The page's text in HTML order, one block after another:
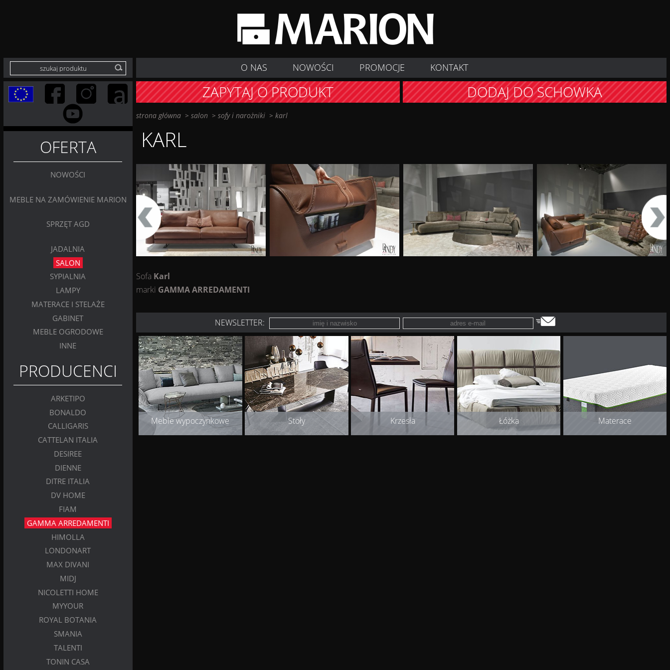
O NAS NOWOŚCI PROMOCJE KONTAKT
OFERTA
NOWOŚCI
MEBLE NA ZAMÓWIENIE MARION
SPRZĘT AGD
JADALNIA
SALON
SYPIALNIA
LAMPY
MATERACE I STELAŻE
GABINET
MEBLE OGRODOWE
INNE
PRODUCENCI
ARKETIPO
BONALDO
CALLIGARIS
CATTELAN ITALIA
DESIREE
DIENNE
DITRE ITALIA
DV HOME
FIAM
GAMMA ARREDAMENTI
HIMOLLA
LONDONART
MAX DIVANI
MIDJ
NICOLETTI HOME
MYYOUR
ROYAL BOTANIA
SMANIA
TALENTI
TONIN CASA
ZAPYTAJ O PRODUKT DODAJ DO SCHOWKA
strona główna> salon> sofy i narożniki> karl
KARL
Sofa Karl
marki GAMMA ARREDAMENTI
NEWSLETTER:
Meble wypoczynkowe Stoły Krzesła Łóżka Materace